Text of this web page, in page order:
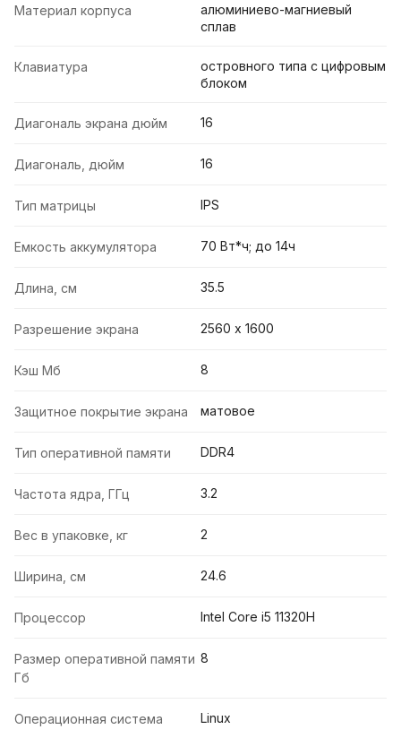
Материал корпуса
алюминиево-магниевый
сплав
Клавиатура
островного типа с цифровым
блоком
Диагональ экрана дюйм 16
Диагональ, дюйм 16
Тип матрицы IPS
Емкость аккумулятора 70 Вт*ч; до 14ч
Длина, см 35.5
Разрешение экрана 2560 х 1600
Кэш Мб 8
Защитное покрытие экрана матовое
Тип оперативной памяти DDR4
Частота ядра, ГГц 3.2
Вес в упаковке, кг 2
Ширина, см 24.6
Процессор Intel Core i5 11320H
Размер оперативной памяти
Гб
8
Операционная система Linux